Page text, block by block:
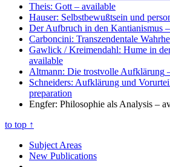
Theis: Gott – available
Hauser: Selbstbewußtsein und
Der Aufbruch in den Kantianismus
Carboncini: Transzendentale
Gawlick / Kreimendahl: Hume in
available
Altmann: Die trostvolle Aufklärung
Schneiders: Aufklärung und
preparation
Engfer: Philosophie als Analysis –
to top ↑
Subject Areas
New Publications